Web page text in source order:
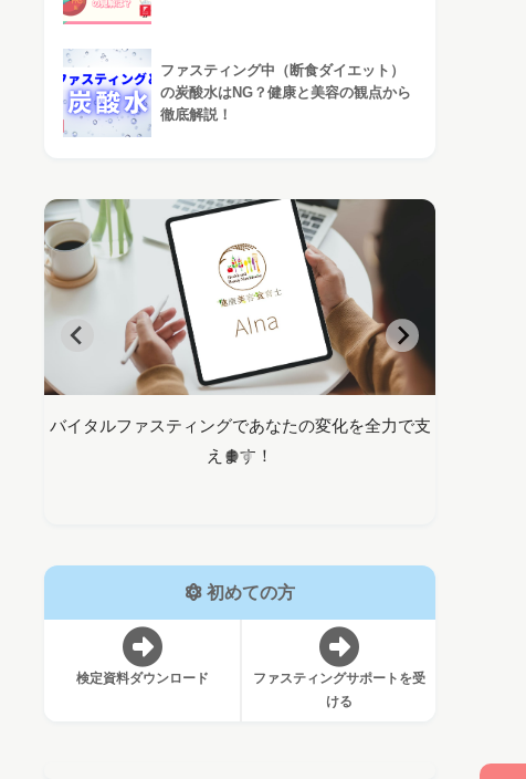
ファスティング中（断食ダイエット）
の炭酸水はNG？健康と美容の観点から
徹底解説！
正しい知識でデトックスを学ぶ、ファスティングマ
イスター検定
初めての方
検定資料ダウンロード
ファスティングサポートを受
ける